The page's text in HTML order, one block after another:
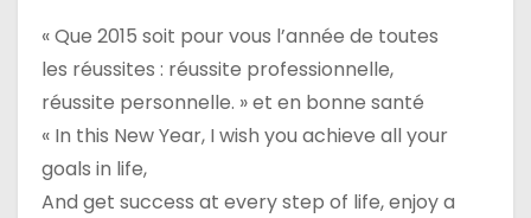
« Que 2015 soit pour vous l’année de toutes
les réussites : réussite professionnelle,
réussite personnelle. » et en bonne santé
« In this New Year, I wish you achieve all your
goals in life,
And get success at every step of life, enjoy a